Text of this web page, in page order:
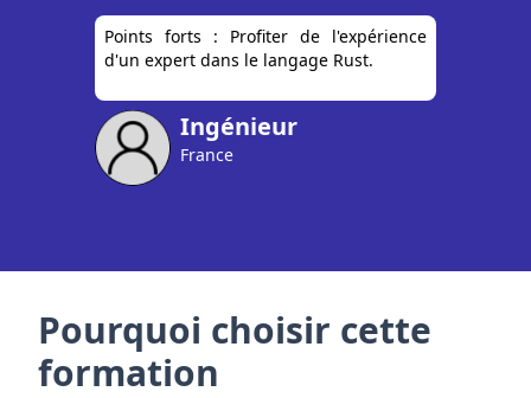
Points forts : Profiter de l'expérience
d'un expert dans le langage Rust.
Ingénieur
France
Pourquoi choisir cette
formation